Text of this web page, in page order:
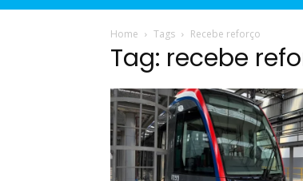
Home Tags Recebe reforço
Tag: recebe